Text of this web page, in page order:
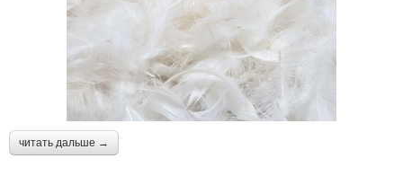
читать дальше →